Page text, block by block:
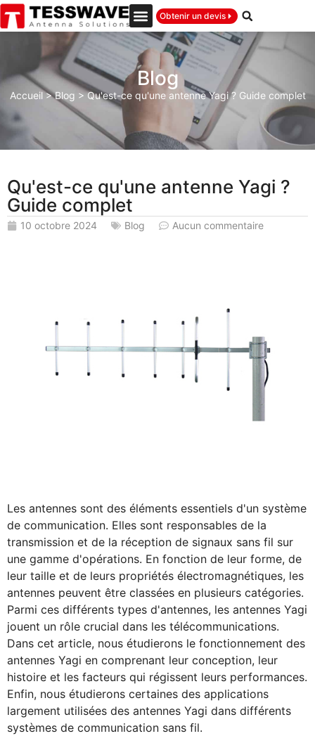
Obtenir un devis
Blog
Accueil>Blog >Qu'est-ce qu'une antenne Yagi ? Guide complet
Qu'est-ce qu'une antenne Yagi ?
Guide complet
10 octobre 2024 Blog Aucun commentaire
Les antennes sont des éléments essentiels d'un système
de communication. Elles sont responsables de la
transmission et de la réception de signaux sans fil sur
une gamme d'opérations. En fonction de leur forme, de
leur taille et de leurs propriétés électromagnétiques, les
antennes peuvent être classées en plusieurs catégories.
Parmi ces différents types d'antennes, les antennes Yagi
jouent un rôle crucial dans les télécommunications.
Dans cet article, nous étudierons le fonctionnement des
antennes Yagi en comprenant leur conception, leur
histoire et les facteurs qui régissent leurs performances.
Enfin, nous étudierons certaines des applications
largement utilisées des antennes Yagi dans différents
systèmes de communication sans fil.